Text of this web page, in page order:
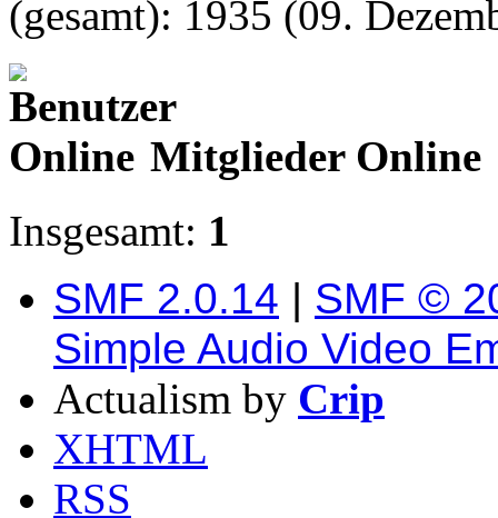
(gesamt): 1935 (09.
Mitglieder Online
Insgesamt: 1
SMF 2.0.14 | SMF ©
Simple Audio Video
Actualism by Crip
XHTML
RSS